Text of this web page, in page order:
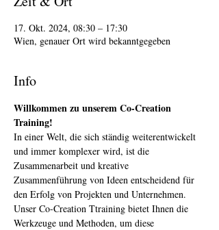
17. Okt. 2024, 08:30 – 17:30
Wien, genauer Ort wird bekanntgegeben
Info
Willkommen zu unserem Co-Creation
Training!
In einer Welt, die sich ständig weiterentwickelt
und immer komplexer wird, ist die
Zusammenarbeit und kreative
Zusammenführung von Ideen entscheidend für
den Erfolg von Projekten und Unternehmen.
Unser Co-Creation Ttraining bietet Ihnen die
Werkzeuge und Methoden, um diese